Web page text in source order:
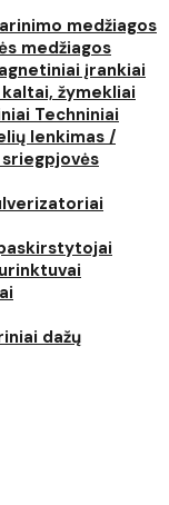
medžiagos
medžiagos
įrankiai
žymekliai
Techniniai
lenkimas /
dažų